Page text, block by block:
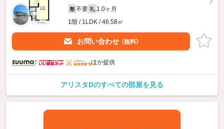
敷 不要 礼 1.0ヶ月
1階 / 1LDK / 46.58㎡
お問い合わせ （無料）
ほか提供
アリスタDのすべての部屋を見る